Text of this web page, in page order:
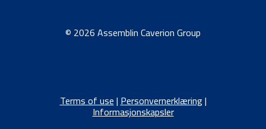
© 2026 Assemblin Caverion Group
Terms of use|Personvernerklæring|
Informasjonskapsler